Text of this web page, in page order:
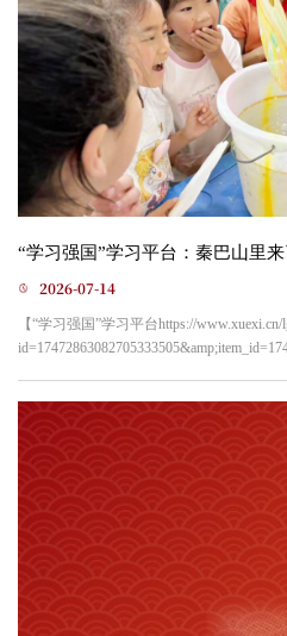
2026-07-14
【“学习强国”学习平台https://www.xuexi.cn/